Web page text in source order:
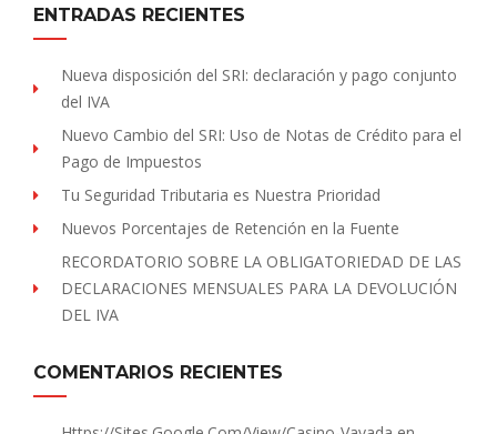
ENTRADAS RECIENTES
Nueva disposición del SRI: declaración y pago conjunto
del IVA
Nuevo Cambio del SRI: Uso de Notas de Crédito para el
Pago de Impuestos
Tu Seguridad Tributaria es Nuestra Prioridad
Nuevos Porcentajes de Retención en la Fuente
RECORDATORIO SOBRE LA OBLIGATORIEDAD DE LAS
DECLARACIONES MENSUALES PARA LA DEVOLUCIÓN
DEL IVA
COMENTARIOS RECIENTES